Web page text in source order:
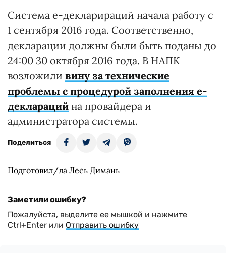
Система е-декларираций начала работу с
1 сентября 2016 года. Соответственно,
декларации должны были быть поданы до
24:00 30 октября 2016 года. В НАПК
возложили вину за технические
проблемы с процедурой заполнения е-
деклараций на провайдера и
администратора системы.
Поделиться
Подготовил/ла Лесь Димань
Заметили ошибку?
Пожалуйста, выделите ее мышкой и нажмите
Ctrl+Enter или Отправить ошибку